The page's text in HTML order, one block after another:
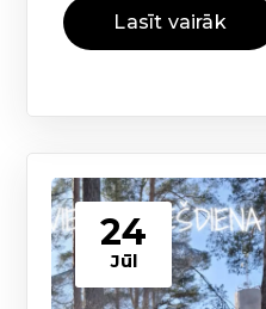
Lasīt vairāk
24
Jūl